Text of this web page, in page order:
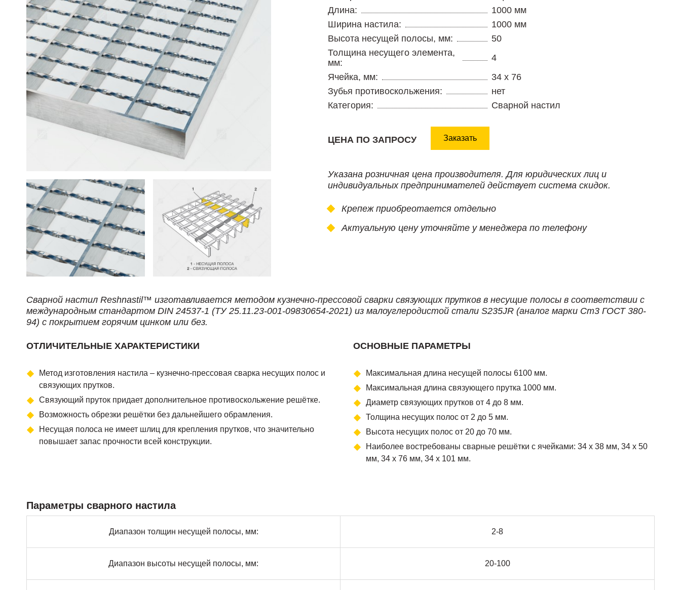
Длина:
1000 мм
Ширина настила:
1000 мм
Высота несущей полосы, мм:
50
Толщина несущего элемента,
мм:
4
Ячейка, мм:
34 х 76
Зубья противоскольжения:
нет
Категория:
Сварной настил
ЦЕНА ПО ЗАПРОСУ Заказать
Указана розничная цена производителя. Для юридических лиц и
индивидуальных предпринимателей действует система скидок.
Крепеж приобреотается отдельно
Актуальную цену уточняйте у менеджера по телефону
Сварной настил Reshnastil™ изготавливается методом кузнечно-прессовой сварки связующих прутков в несущие полосы в соответствии с
международным стандартом DIN 24537-1 (ТУ 25.11.23-001-09830654-2021) из малоуглеродистой стали S235JR (аналог марки Ст3 ГОСТ 380-
94) с покрытием горячим цинком или без.
ОТЛИЧИТЕЛЬНЫЕ ХАРАКТЕРИСТИКИ
Метод изготовления настила – кузнечно-прессовая сварка несущих полос и
связующих прутков.
Связующий пруток придает дополнительное противоскольжение решётке.
Возможность обрезки решётки без дальнейшего обрамления.
Несущая полоса не имеет шлиц для крепления прутков, что значительно
повышает запас прочности всей конструкции.
ОСНОВНЫЕ ПАРАМЕТРЫ
Максимальная длина несущей полосы 6100 мм.
Максимальная длина связующего прутка 1000 мм.
Диаметр связующих прутков от 4 до 8 мм.
Толщина несущих полос от 2 до 5 мм.
Высота несущих полос от 20 до 70 мм.
Наиболее востребованы сварные решётки с ячейками: 34 х 38 мм, 34 х 50
мм, 34 х 76 мм, 34 х 101 мм.
Параметры сварного настила
Диапазон толщин несущей полосы, мм: 2-8
Диапазон высоты несущей полосы, мм: 20-100